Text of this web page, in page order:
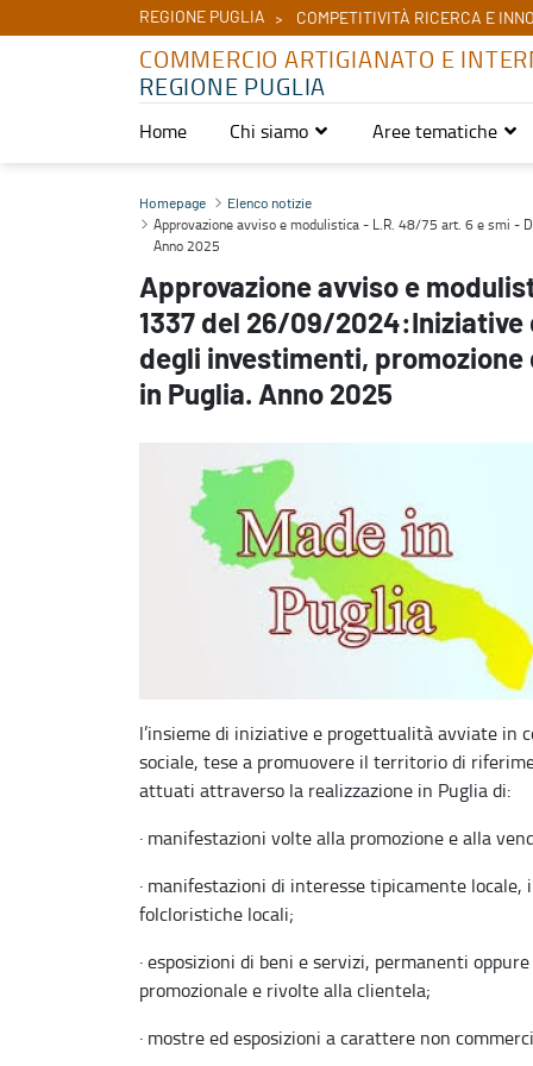
REGIONE PUGLIA COMPETITIVITÀ RICERCA E
COMMERCIO ARTIGIANATO E
REGIONE PUGLIA
Home Chi siamo Aree tematiche
Approvazione avviso e modulistica - L.R. 48/75 art. 6 e smi -
Homepage Elenco notizie
Approvazione avviso e modulistica - L.R. 48/75 art. 6 e smi -
Anno 2025
Approvazione avviso e
1337 del 26/09/
degli investimenti,
in Puglia. Anno 2025
l’insieme di iniziative e progettualità avviate in
sociale, tese a promuovere il territorio di
attuati attraverso la realizzazione in Puglia di:
· manifestazioni volte alla promozione e alla
· manifestazioni di interesse tipicamente
folcloristiche locali;
·esposizioni di beni e servizi, permanenti
promozionale e rivolte alla clientela;
· mostre ed esposizioni a carattere non